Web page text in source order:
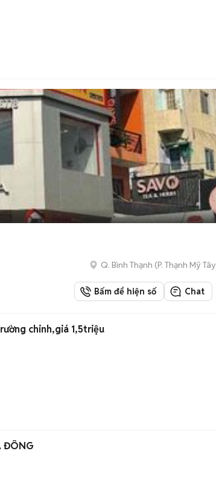
Q. Bình Thạnh (P. Thạnh Mỹ Tây
Bấm để hiện số Chat
chinh,giá 1,5triệu
ĐÔNG